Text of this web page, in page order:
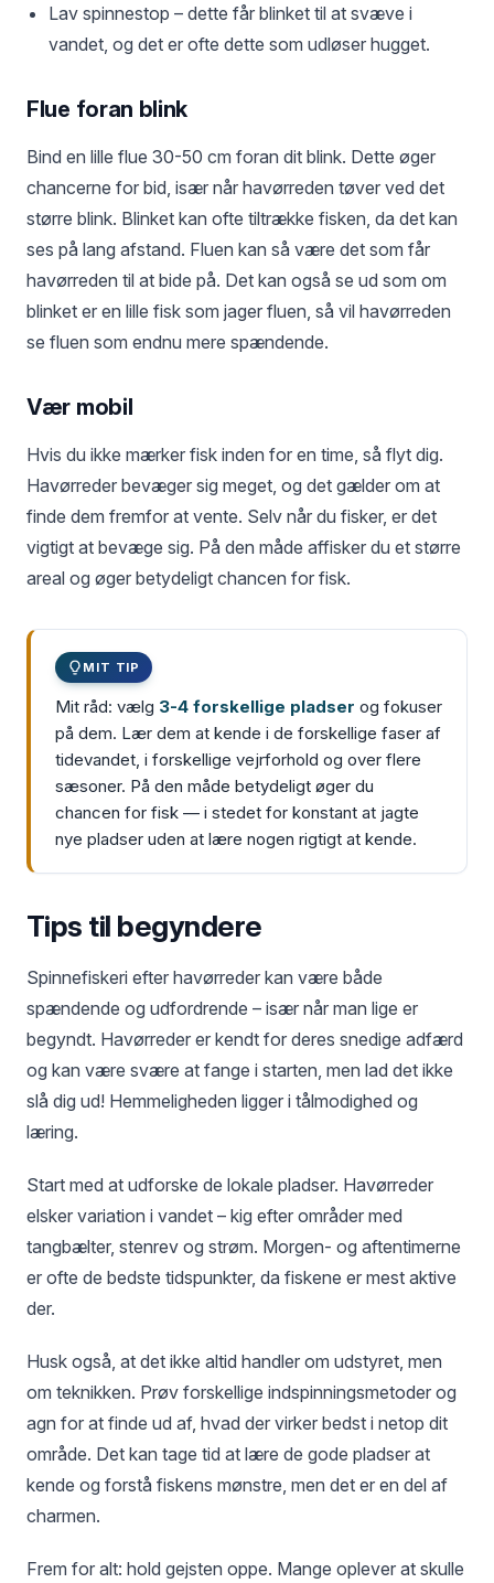
Lav spinnestop – dette får blinket til at svæve i
vandet, og det er ofte dette som udløser hugget.
Flue foran blink
Bind en lille flue 30-50 cm foran dit blink. Dette øger
chancerne for bid, især når havørreden tøver ved det
større blink. Blinket kan ofte tiltrække fisken, da det kan
ses på lang afstand. Fluen kan så være det som får
havørreden til at bide på. Det kan også se ud som om
blinket er en lille fisk som jager fluen, så vil havørreden
se fluen som endnu mere spændende.
Vær mobil
Hvis du ikke mærker fisk inden for en time, så flyt dig.
Havørreder bevæger sig meget, og det gælder om at
finde dem fremfor at vente. Selv når du fisker, er det
vigtigt at bevæge sig. På den måde affisker du et større
areal og øger betydeligt chancen for fisk.
MIT TIP
Mit råd: vælg 3-4 forskellige pladser og fokuser
på dem. Lær dem at kende i de forskellige faser af
tidevandet, i forskellige vejrforhold og over flere
sæsoner. På den måde betydeligt øger du
chancen for fisk — i stedet for konstant at jagte
nye pladser uden at lære nogen rigtigt at kende.
Tips til begyndere
Spinnefiskeri efter havørreder kan være både
spændende og udfordrende – især når man lige er
begyndt. Havørreder er kendt for deres snedige adfærd
og kan være svære at fange i starten, men lad det ikke
slå dig ud! Hemmeligheden ligger i tålmodighed og
læring.
Start med at udforske de lokale pladser. Havørreder
elsker variation i vandet – kig efter områder med
tangbælter, stenrev og strøm. Morgen- og aftentimerne
er ofte de bedste tidspunkter, da fiskene er mest aktive
der.
Husk også, at det ikke altid handler om udstyret, men
om teknikken. Prøv forskellige indspinningsmetoder og
agn for at finde ud af, hvad der virker bedst i netop dit
område. Det kan tage tid at lære de gode pladser at
kende og forstå fiskens mønstre, men det er en del af
charmen.
Frem for alt: hold gejsten oppe. Mange oplever at skulle